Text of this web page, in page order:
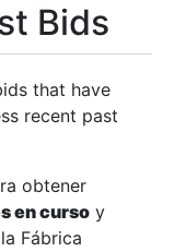
Bids
that have
recent past
obtener
en curso y
Fábrica